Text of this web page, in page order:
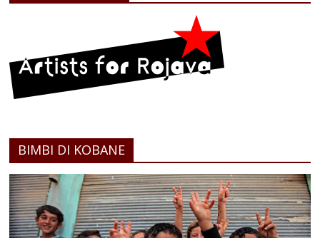
BIMBI DI KOBANE